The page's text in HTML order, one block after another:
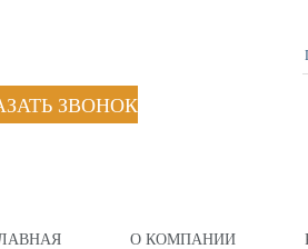
ЗВОНОК
О КОМПАНИИ